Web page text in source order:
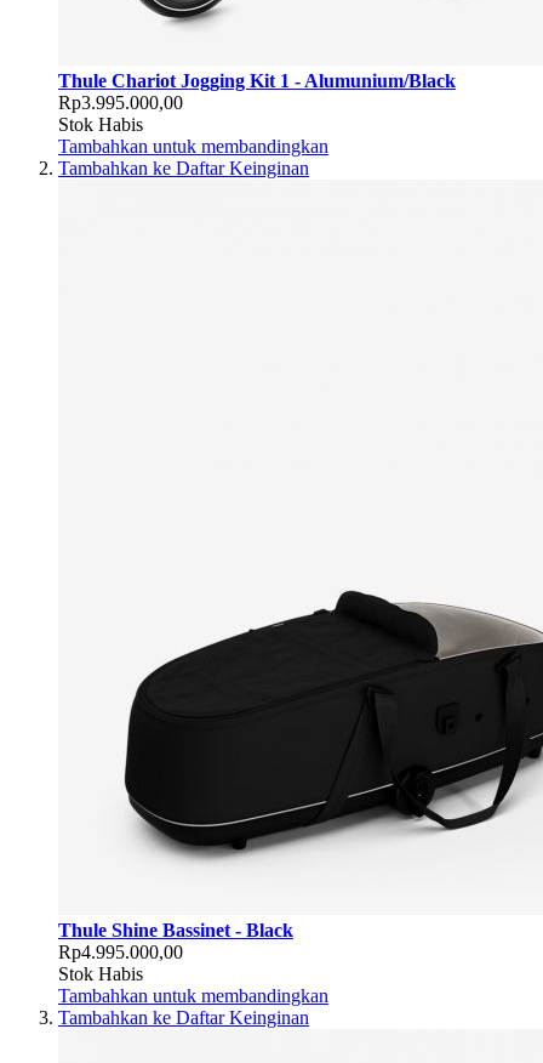
Thule Chariot Jogging Kit 1 - Alumunium/Black
Rp3.995.000,00
Stok Habis
Tambahkan untuk membandingkan
Tambahkan ke Daftar Keinginan
Thule Shine Bassinet - Black
Rp4.995.000,00
Stok Habis
Tambahkan untuk membandingkan
Tambahkan ke Daftar Keinginan